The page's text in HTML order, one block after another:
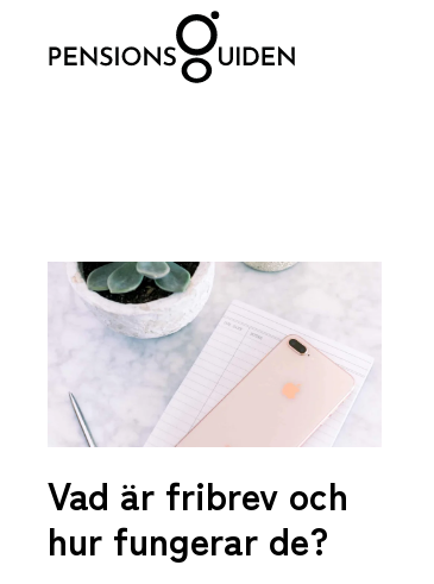
Skip to main content
Vad är fribrev och
hur fungerar de?